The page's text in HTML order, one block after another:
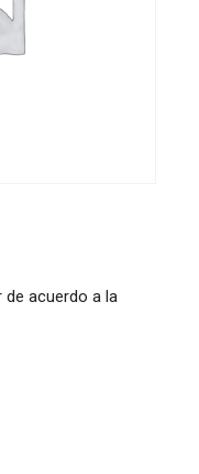
de acuerdo a la